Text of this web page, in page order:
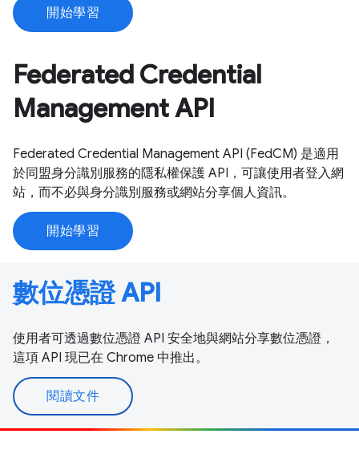
開始學習
Federated Credential
Management API
Federated Credential Management API (FedCM) 是適用
於同盟身分識別服務的隱私權保護 API，可讓使用者登入網
站，而不必與身分識別服務或網站分享個人資訊。
開始學習
數位憑證 API
使用者可透過數位憑證 API 安全地與網站分享數位憑證，
這項 API 現已在 Chrome 中推出。
閱讀文件